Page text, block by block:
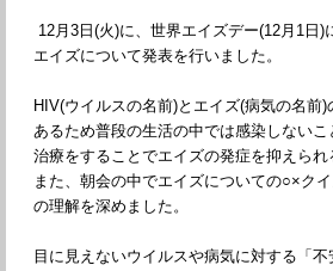
12月3日(火)に、世界エイズデー(12月1日
エイズについて発表を行いました。
HIV(ウイルスの名前)とエイズ(病気の名
あるため普段の生活の中では感染しない
治療をすることでエイズの発症を抑えられ
また、朝会の中でエイズについての○×ク
の理解を深めました。
目に見えないウイルスや病気に対する「